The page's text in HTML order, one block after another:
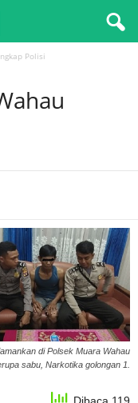
Polisi
di Polsek Muara Wahau
sabu, Narkotika golongan 1.